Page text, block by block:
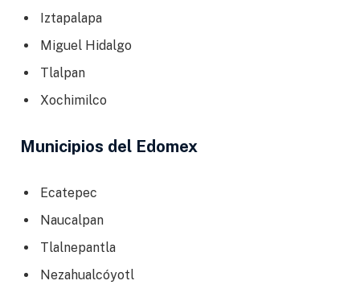
Iztapalapa
Miguel Hidalgo
Tlalpan
Xochimilco
Municipios del Edomex
Ecatepec
Naucalpan
Tlalnepantla
Nezahualcóyotl